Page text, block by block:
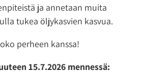
ja annetaan muita
tukea öljykasvien kasvua.
perheen kanssa!
15.7.2026 mennessä: